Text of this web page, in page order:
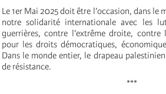
Le 1er Mai 2025 doit être l’occasion, dans le
notre solidarité internationale avec les
guerrières, contre l’extrême droite,
pour les droits démocratiques,
Dans le monde entier, le drapeau
de résistance.
***